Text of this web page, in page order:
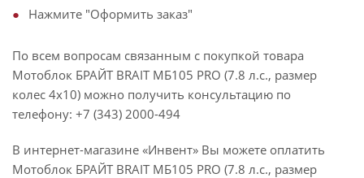
Нажмите "Оформить заказ"
По всем вопросам связанным с покупкой товара
Мотоблок БРАЙТ BRAIT МБ105 PRO (7.8 л.с., размер
колес 4х10) можно получить консультацию по
телефону: +7 (343) 2000-494
В интернет-магазине «Инвент» Вы можете оплатить
Мотоблок БРАЙТ BRAIT МБ105 PRO (7.8 л.с., размер